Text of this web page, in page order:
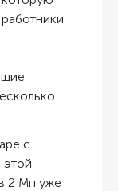
с
этой
2 Мп уже